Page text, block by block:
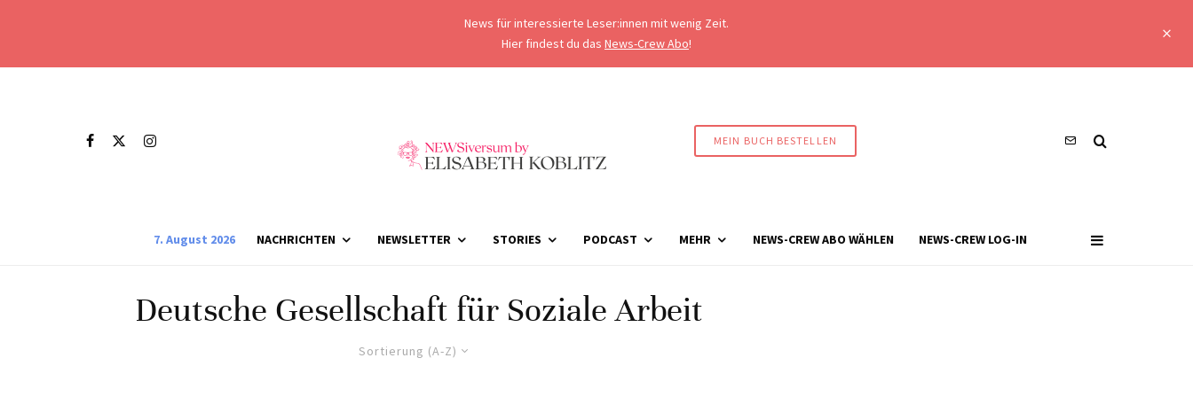
News für interessierte Leser:innen mit wenig Zeit.
Hier findest du das News-Crew Abo!
MEIN BUCH BESTELLEN
7. August 2026 NACHRICHTEN NEWSLETTER STORIES PODCAST MEHR NEWS-CREW ABO WÄHLEN NEWS-CREW LOG-IN
Deutsche Gesellschaft für Soziale Arbeit
Sortierung (A-Z)